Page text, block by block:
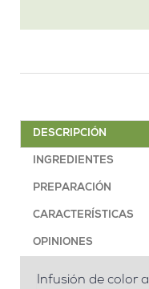
DESCRIPCIÓN
INGREDIENTES
PREPARACIÓN
CARACTERÍSTICAS
OPINIONES
Infusión de color